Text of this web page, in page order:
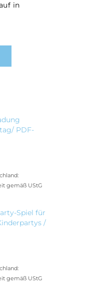
in
PDF-
gemäß UStG
Spiel für
/
gemäß UStG